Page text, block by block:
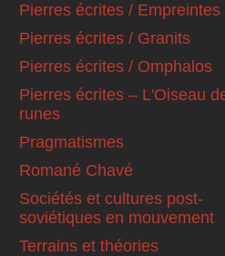
Pierres écrites / Empreintes
Pierres écrites / Granits
Pierres écrites / Omphalos
Pierres écrites – L'Oiseau
runes
Pragmatismes
Romané Chavé
Sociétés et cultures post-
soviétiques en mouvement
Terrains et théories